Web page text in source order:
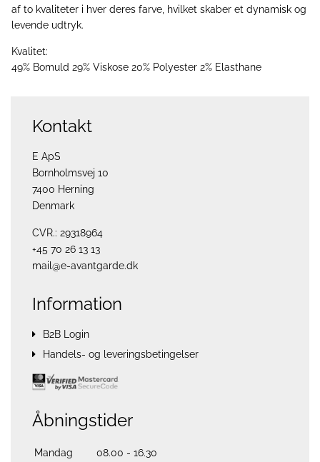
af to kvaliteter i hver deres farve, hvilket skaber et dynamisk og
levende udtryk.
Kvalitet:
49% Bomuld 29% Viskose 20% Polyester 2% Elasthane
Kontakt
E ApS
Bornholmsvej 10
7400 Herning
Denmark
CVR.: 29318964
+45 70 26 13 13
mail@e-avantgarde.dk
Information
B2B Login
Handels- og leveringsbetingelser
Åbningstider
Mandag 08.00 - 16.30